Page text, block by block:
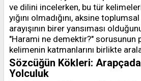
ve dilini incelerken, bu tür
yığını olmadığını, aksine
arayışının birer yansıması
"Harami ne demektir?" sorusunun
kelimenin katmanlarını birlikte
Sözcüğün Kökleri:
Yolculuk